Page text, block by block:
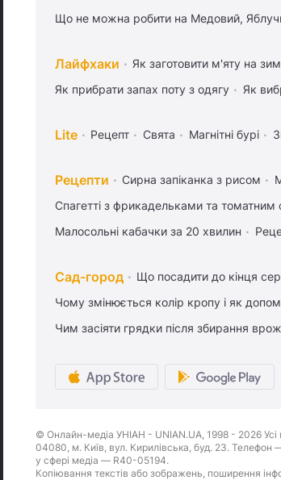
Що не можна робити на Медовий,
Лайфхаки Як заготовити м'яту на
Як прибрати запах поту з одягу
Як
Lite Рецепт Свята Магнітні бурі
Рецепти Сирна запіканка з рисом
Спагетті з фрикадельками та томатним
Малосольні кабачки за 20 хвилин
Сад-город Що посадити до кінця
Чому змінюється колір кропу і як
Чим засіяти грядки після збирання
© Онлайн-медіа УНІАН - UNIAN.UA, 1998 - 2026 Усі
04080, м. Київ, вул. Кирилівська, буд. 23. Телефон
у сфері медіа — R40-05194.
Копіювання текстів або зображень, поширення